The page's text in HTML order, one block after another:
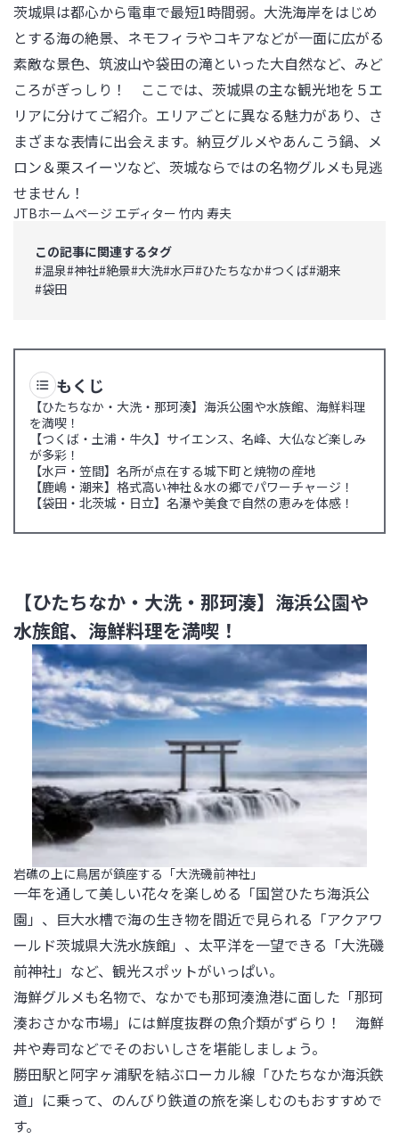
茨城県は都心から電車で最短1時間弱。大洗海岸をはじめ
とする海の絶景、ネモフィラやコキアなどが一面に広がる
素敵な景色、筑波山や袋田の滝といった大自然など、みど
ころがぎっしり！　ここでは、茨城県の主な観光地を５エ
リアに分けてご紹介。エリアごとに異なる魅力があり、さ
まざまな表情に出会えます。納豆グルメやあんこう鍋、メ
ロン＆栗スイーツなど、茨城ならではの名物グルメも見逃
せません！
JTBホームページ エディター 竹内 寿夫
この記事に関連するタグ
#温泉#神社#絶景#大洗#水戸#ひたちなか#つくば#潮来
#袋田
もくじ
【ひたちなか・大洗・那珂湊】海浜公園や水族館、海鮮料理
を満喫！
【つくば・土浦・牛久】サイエンス、名峰、大仏など楽しみ
が多彩！
【水戸・笠間】名所が点在する城下町と焼物の産地
【鹿嶋・潮来】格式高い神社＆水の郷でパワーチャージ！
【袋田・北茨城・日立】名瀑や美食で自然の恵みを体感！
【ひたちなか・大洗・那珂湊】海浜公園や
水族館、海鮮料理を満喫！
岩礁の上に鳥居が鎮座する「大洗磯前神社」
一年を通して美しい花々を楽しめる「国営ひたち海浜公
園」、巨大水槽で海の生き物を間近で見られる「アクアワ
ールド茨城県大洗水族館」、太平洋を一望できる「大洗磯
前神社」など、観光スポットがいっぱい。
海鮮グルメも名物で、なかでも那珂湊漁港に面した「那珂
湊おさかな市場」には鮮度抜群の魚介類がずらり！　海鮮
丼や寿司などでそのおいしさを堪能しましょう。
勝田駅と阿字ヶ浦駅を結ぶローカル線「ひたちなか海浜鉄
道」に乗って、のんびり鉄道の旅を楽しむのもおすすめで
す。